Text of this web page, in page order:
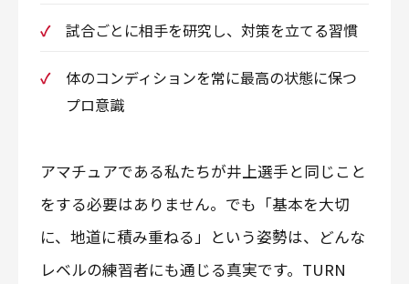
試合ごとに相手を研究し、対策を立てる習慣
体のコンディションを常に最高の状態に保つ
プロ意識
アマチュアである私たちが井上選手と同じこと
をする必要はありません。でも「基本を大切
に、地道に積み重ねる」という姿勢は、どんな
レベルの練習者にも通じる真実です。TURN